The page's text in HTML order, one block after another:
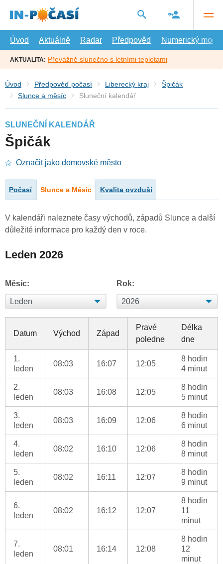
hlavní
Úvod
Aktuálně Radar Předpověď Numerický model
AKTUALITA: Převážně slunečno s letními teplotami
Úvod Předpověď počasí Liberecký kraj
Špičák
Slunce a měsíc
Sluneční kalendář
SLUNEČNÍ KALENDÁŘ
Špičák
Označit jako domovské město
Počasí Slunce a Měsíc Kvalita ovzduší
V kalendáři naleznete časy východů, západů Slunce a další
důležité informace pro každý den v roce.
Leden 2026
Měsíc: Rok:
Datum Východ Západ
Pravé
poledne
Délka
dne
1.
leden
08:03 16:07 12:05
8 hodin
4 minut
2.
leden
08:03 16:08 12:05
8 hodin
5 minut
3.
leden
08:03 16:09 12:06
8 hodin
6 minut
4.
leden
08:02 16:10 12:06
8 hodin
8 minut
5.
leden
08:02 16:11 12:07
8 hodin
9 minut
6.
leden
08:02 16:12 12:07
8 hodin
11
minut
7.
leden
08:01 16:14 12:08
8 hodin
12
minut